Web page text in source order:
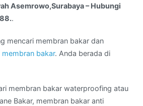
Asemrowo,Surabaya – Hubungi
.
mencari membran bakar dan
membran bakar. Anda berada di
membran bakar waterproofing atau
Bakar, membran bakar anti